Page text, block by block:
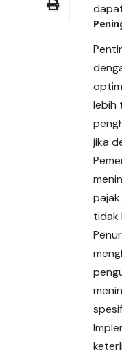
lebih
jika
tidak